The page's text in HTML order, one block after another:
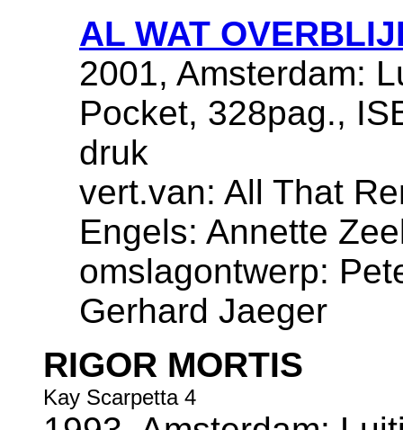
AL WAT
2001, Amsterdam:
Pocket, 328pag.,
druk
vert.van: All That
Engels: Annette
omslagontwerp:
Gerhard Jaeger
RIGOR MORTIS
Kay Scarpetta 4